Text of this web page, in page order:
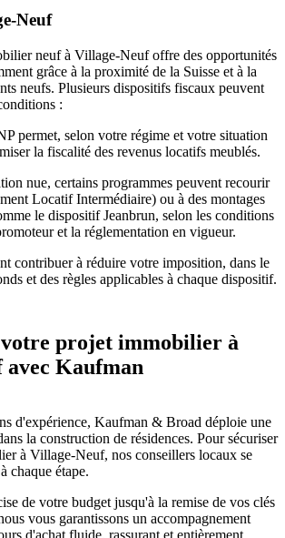
neuf à Village‑Neuf offre des opportunités
grâce à la proximité de la Suisse et à la
neufs. Plusieurs dispositifs fiscaux peuvent
:
permet, selon votre régime et votre situation
la fiscalité des revenus locatifs meublés.
nue, certains programmes peuvent recourir
Locatif Intermédiaire) ou à des montages
le dispositif Jeanbrun, selon les conditions
et la réglementation en vigueur.
contribuer à réduire votre imposition, dans le
et des règles applicables à chaque dispositif.
votre projet immobilier à
avec Kaufman
d'expérience, Kaufman & Broad déploie une
la construction de résidences. Pour sécuriser
à Village-Neuf, nos conseillers locaux se
chaque étape.
de votre budget jusqu'à la remise de vos clés
vous garantissons un accompagnement
d'achat fluide, rassurant et entièrement